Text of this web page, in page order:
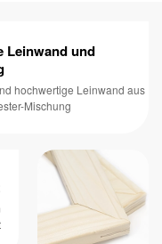
Leinwand und
hochwertige Leinwand aus
Mischung